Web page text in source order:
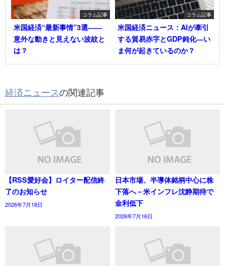
コラム記事
米国経済“最新事情”3選――
意外な動きと見えない波紋と
は？
コラム記事
米国経済ニュース：AIが牽引
する貿易赤字とGDP鈍化―い
ま何が起きているのか？
経済ニュースの関連記事
【RSS愛好会】ロイター配信終
了のお知らせ
2026年7月18日
日本市場、半導体銘柄中心に株
下落へ－米インフレ沈静期待で
金利低下
2026年7月16日